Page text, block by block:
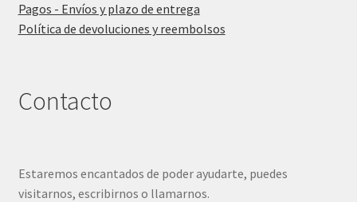
Pagos - Envíos y plazo de entrega
Política de devoluciones y reembolsos
Contacto
Estaremos encantados de poder ayudarte, puedes
visitarnos, escribirnos o llamarnos.